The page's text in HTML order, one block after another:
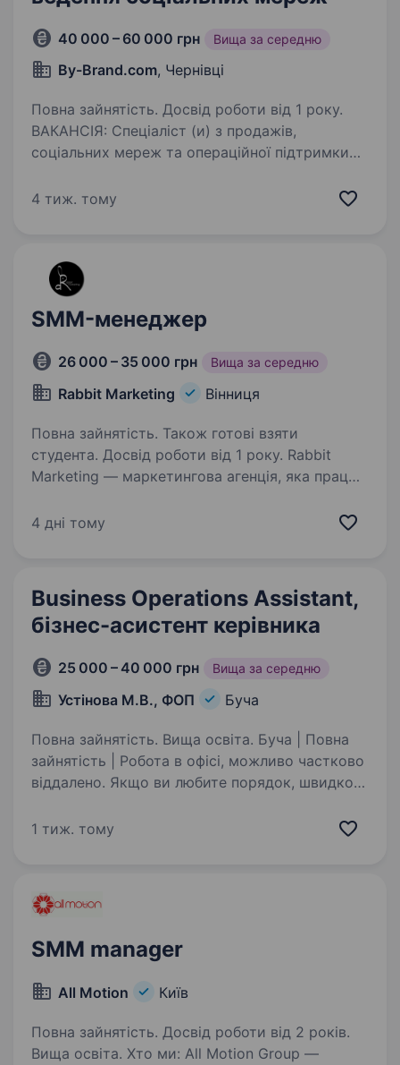
40 000 – 60 000 грн Вища за середню
By-Brand.com, Чернівці
Повна зайнятість. Досвід роботи від 1 року.
ВАКАНСІЯ: Спеціаліст (и) з продажів,
соціальних мереж та операційної підтримки
продажі, соціальні мережі, складська
4 тиж. тому
SMM-менеджер
26 000 – 35 000 грн Вища за середню
Rabbit Marketing Вінниця
Повна зайнятість. Також готові взяти
студента. Досвід роботи від 1 року. Rabbit
Marketing — маркетингова агенція, яка працює
Ми ростемо, запускаємо нові проєкти
4 дні тому
Business Operations Assistant,
бізнес-асистент керівника
25 000 – 40 000 грн Вища за середню
Устінова М.В., ФОП Буча
Повна зайнятість. Вища освіта. Буча | Повна
зайнятість | Робота в офісі, можливо частково
віддалено. Якщо ви любите порядок, швидко
реального бізнесу — можливо, ми шукаємо
1 тиж. тому
SMM manager
All Motion Київ
Повна зайнятість. Досвід роботи від 2 років.
Вища освіта. Хто ми: All Motion Group —